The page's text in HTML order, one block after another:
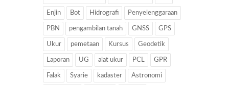
Enjin Bot Hidrografi Penyelenggaraan
PBN pengambilan tanah GNSS GPS
Ukur pemetaan Kursus Geodetik
Laporan UG alat ukur PCL GPR
Falak Syarie kadaster Astronomi